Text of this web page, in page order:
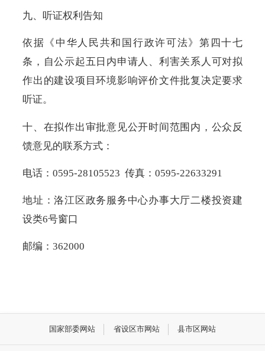
九、听证权利告知
依据《中华人民共和国行政许可法》第四十七
条，自公示起五日内申请人、利害关系人可对拟
作出的建设项目环境影响评价文件批复决定要求
听证。
十、在拟作出审批意见公开时间范围内，公众反
馈意见的联系方式：
电话：0595-28105523 传真：0595-22633291
地址：洛江区政务服务中心办事大厅二楼投资建
设类6号窗口
邮编：362000
国家部委网站 省设区市网站 县市区网站